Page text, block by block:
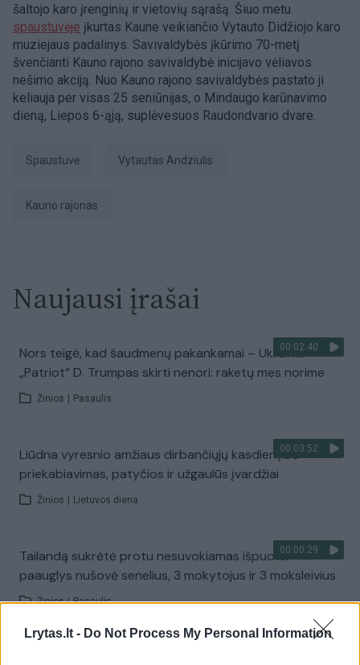
Lrytas.lt - Do Not Process My Personal Information
šaltojo karo įrenginių ir vietovių sąrašą. Šiuo metu
spaustuvėje įkurtas Kaune veikiančio Vytauto Didžiojo karo
muziejaus padalinys. Savivaldybės įkūrimo 70-metį
švenčianti Kauno rajono savivaldybė inicijavo vėliavos
nešimo akciją. Nuo Kauno rajono savivaldybės pastato ji
keliauja per visas 25 seniūnijas, o Mindaugo karūnavimo
dieną, Liepos 6-ąją, suplėvesuos Raudondvario dvare.
spaustuvė Vytautas Andziulis
Kauno rajonas
Naujausi įrašai
00:02:40
Nors teigė, kad šaudmenų pakankamai – Ukrainai
„Patriot“ D. Trumpas skirti nenori: raketų mes norime
Žinios Pasaulis
00:03:52
Liūdna vyresnio amžiaus dirbančiųjų kasdienybė –
priekabiavimas, patyčios ir užgaulūs įvardžiai
Žinios Lietuvos diena
00:00:29
Tailandą sukrėtė protu nesuvokiamas išpuolis:
paauglys nušovė senelius, 3 mokytojus ir 3 moksleivius
Žinios | Pasaulis